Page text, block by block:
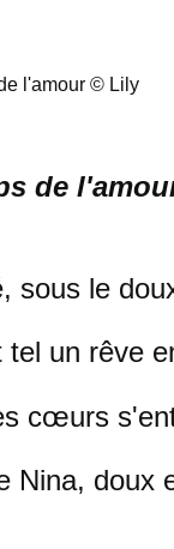
l'amour © Lily
de
sous le
tel un rêve
cœurs
Nina, doux